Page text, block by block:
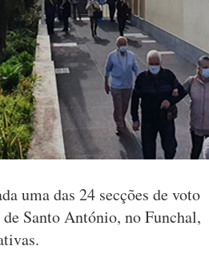
uma das 24 secções de voto
Santo António, no Funchal,